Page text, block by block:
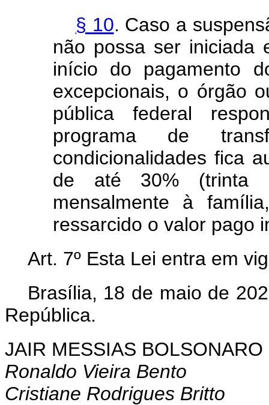
§ 10. Caso a
não possa ser iniciada
início do pagamento
excepcionais, o órgão
pública federal
programa de
condicionalidades fica
de até 30% (trinta
mensalmente à
ressarcido o valor pago
Art. 7º Esta Lei entra em
Brasília, 18 de maio de
República.
JAIR MESSIAS BOLSONARO
Ronaldo Vieira Bento
Cristiane Rodrigues Britto